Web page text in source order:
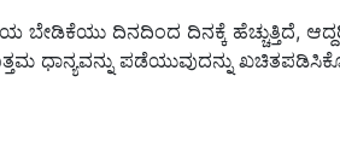
ಬೇಡಿಕೆಯು ದಿನದಿಂದ ದಿನಕ್ಕೆ ಹೆಚ್ಚುತ್ತಿದೆ,
ಧಾನ್ಯವನ್ನು ಪಡೆಯುವುದನ್ನು